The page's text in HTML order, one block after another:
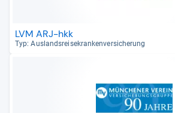
LVM ARJ-hkk
Typ: Aus­lands­rei­se­kran­ken­ver­si­che­rung